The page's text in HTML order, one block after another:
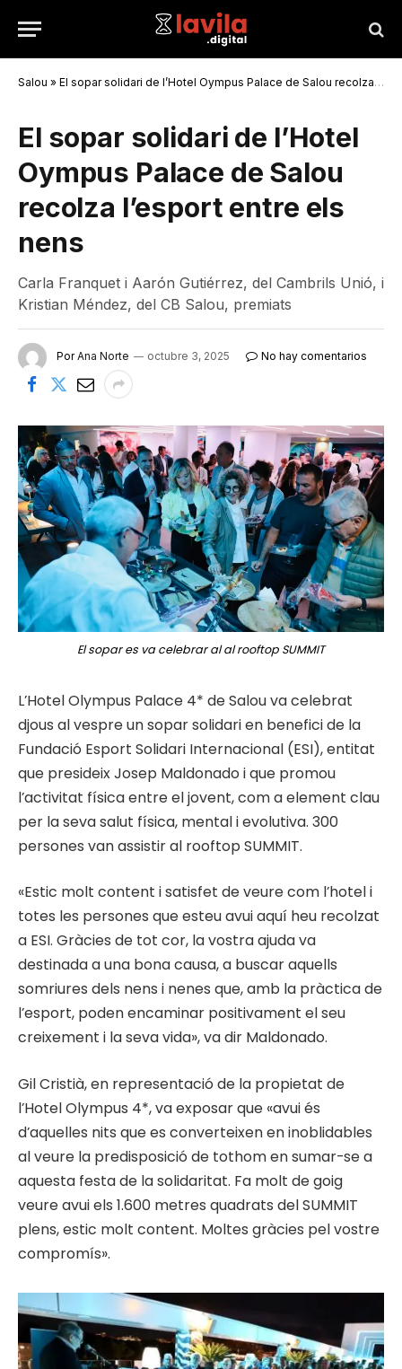
Salou » El sopar solidari de l’Hotel Oympus Palace de Salou recolza l’esport entre els nens
El sopar solidari de l’Hotel
Oympus Palace de Salou
recolza l’esport entre els
nens
Carla Franquet i Aarón Gutiérrez, del Cambrils Unió, i
Kristian Méndez, del CB Salou, premiats
Por Ana Norte octubre 3, 2025 No hay comentarios
El sopar es va celebrar al al rooftop SUMMIT
L’Hotel Olympus Palace 4* de Salou va celebrat
djous al vespre un sopar solidari en benefici de la
Fundació Esport Solidari Internacional (ESI), entitat
que presideix Josep Maldonado i que promou
l’activitat física entre el jovent, com a element clau
per la seva salut física, mental i evolutiva. 300
persones van assistir al rooftop SUMMIT.
«Estic molt content i satisfet de veure com l’hotel i
totes les persones que esteu avui aquí heu recolzat
a ESI. Gràcies de tot cor, la vostra ajuda va
destinada a una bona causa, a buscar aquells
somriures dels nens i nenes que, amb la pràctica de
l’esport, poden encaminar positivament el seu
creixement i la seva vida», va dir Maldonado.
Gil Cristià, en representació de la propietat de
l’Hotel Olympus 4*, va exposar que «avui és
d’aquelles nits que es converteixen en inoblidables
al veure la predisposició de tothom en sumar-se a
aquesta festa de la solidaritat. Fa molt de goig
veure avui els 1.600 metres quadrats del SUMMIT
plens, estic molt content. Moltes gràcies pel vostre
compromís».